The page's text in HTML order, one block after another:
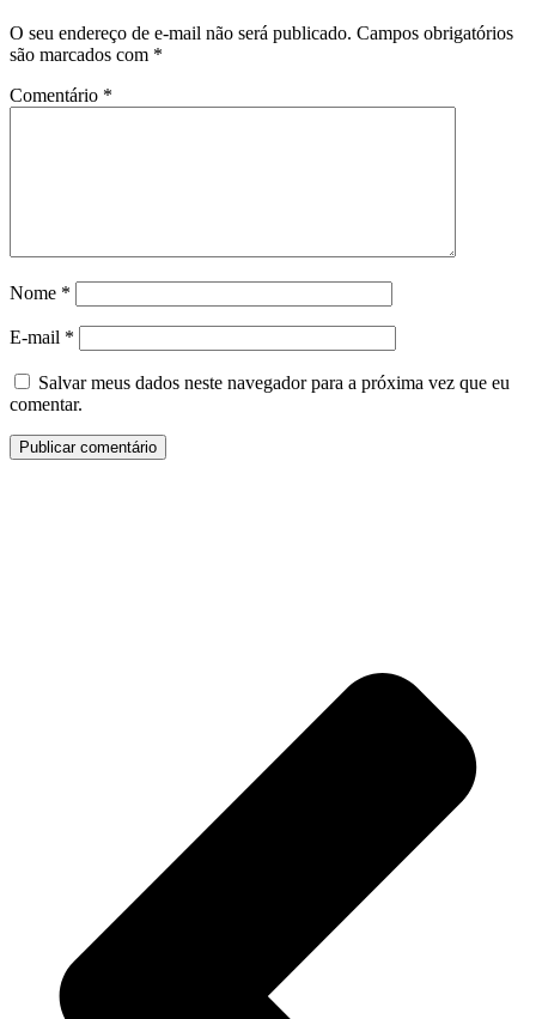
O seu endereço de e-mail não será publicado. Campos obrigatórios
são marcados com *
Comentário *
Nome *
E-mail *
Salvar meus dados neste navegador para a próxima vez que eu
comentar.